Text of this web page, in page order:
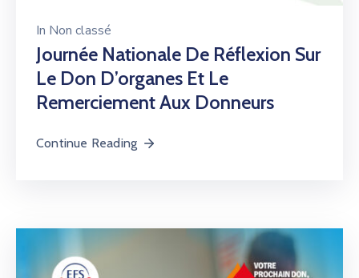
In Non classé
Journée Nationale De Réflexion Sur
Le Don D’organes Et Le
Remerciement Aux Donneurs
Continue Reading